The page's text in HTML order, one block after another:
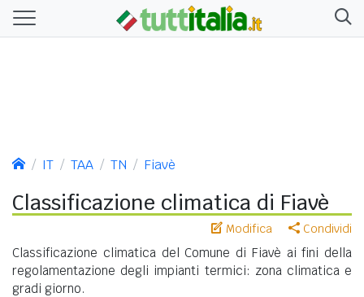
IT TAA TN Fiavè
Classificazione climatica di Fiavè
Modifica Condividi
Classificazione climatica del Comune di Fiavè ai fini della
regolamentazione degli impianti termici: zona climatica e
gradi giorno.